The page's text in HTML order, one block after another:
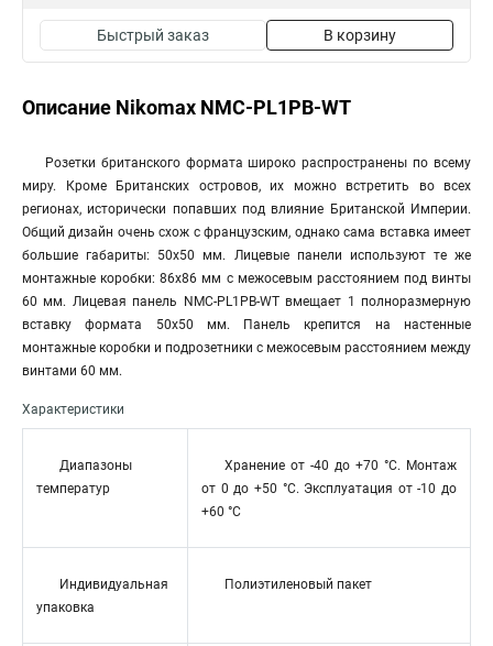
Быстрый заказ В корзину
Описание Nikomax NMC-PL1PB-WT
Розетки британского формата широко распространены по всему
миру. Кроме Британских островов, их можно встретить во всех
регионах, исторически попавших под влияние Британской Империи.
Общий дизайн очень схож с французским, однако сама вставка имеет
большие габариты: 50х50 мм. Лицевые панели используют те же
монтажные коробки: 86х86 мм с межосевым расстоянием под винты
60 мм. Лицевая панель NMC-PL1PB-WT вмещает 1 полноразмерную
вставку формата 50х50 мм. Панель крепится на настенные
монтажные коробки и подрозетники с межосевым расстоянием между
винтами 60 мм.
Характеристики
Диапазоны
температур
Хранение от -40 до +70 °C. Монтаж
от 0 до +50 °C. Эксплуатация от -10 до
+60 °C
Индивидуальная
упаковка
Полиэтиленовый пакет